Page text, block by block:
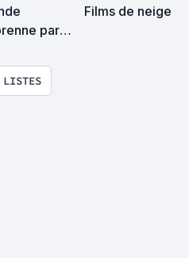
par
Films de neige